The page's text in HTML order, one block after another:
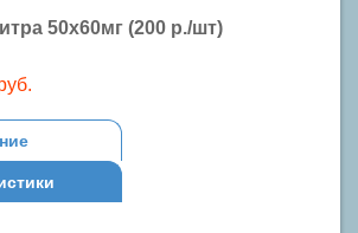
50х60мг (200 р./шт)